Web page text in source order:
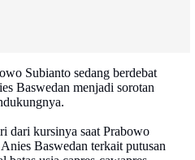
Subianto sedang berdebat
Baswedan menjadi sorotan
dari kursinya saat Prabowo
Baswedan terkait putusan